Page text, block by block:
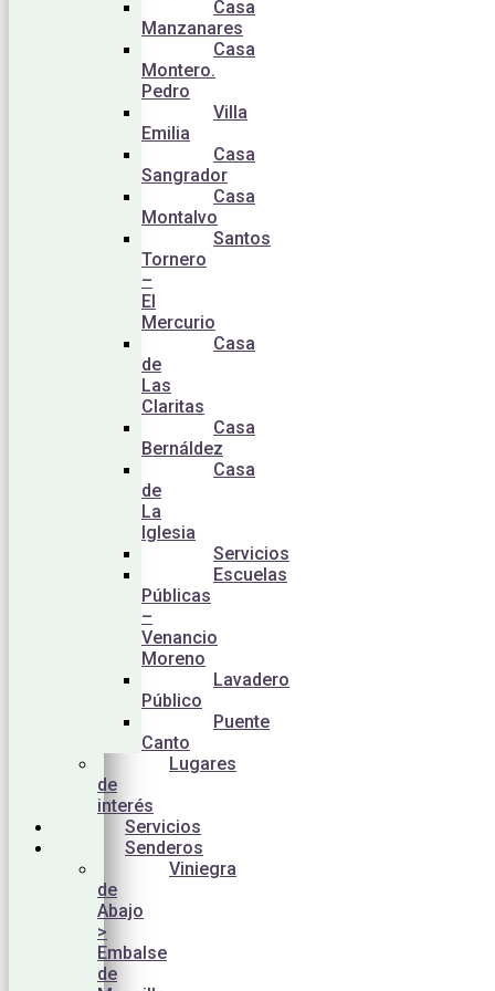
Casa
Manzanares
Casa
Montero.
Pedro
Villa
Emilia
Casa
Sangrador
Casa
Montalvo
Santos
Tornero
–
El
Mercurio
Casa
de
Las
Claritas
Casa
Bernáldez
Casa
de
La
Iglesia
Servicios
Escuelas
Públicas
–
Venancio
Moreno
Lavadero
Público
Puente
Canto
Lugares
de
interés
Servicios
Senderos
Viniegra
de
Abajo
>
Embalse
de